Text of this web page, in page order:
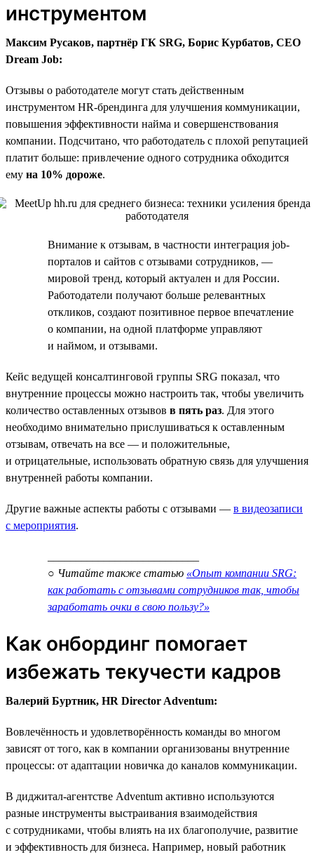
инструментом
Максим Русаков, партнёр ГК SRG, Борис Курбатов, CEO
Dream Job:
Отзывы о работодателе могут стать действенным
инструментом HR-брендинга для улучшения коммуникации,
повышения эффективности найма и совершенствования
компании. Подсчитано, что работодатель с плохой репутацией
платит больше: привлечение одного сотрудника обходится
ему на 10% дороже.
Внимание к отзывам, в частности интеграция job-
порталов и сайтов с отзывами сотрудников, —
мировой тренд, который актуален и для России.
Работодатели получают больше релевантных
откликов, создают позитивное первое впечатление
о компании, на одной платформе управляют
и наймом, и отзывами.
Кейс ведущей консалтинговой группы SRG показал, что
внутренние процессы можно настроить так, чтобы увеличить
количество оставленных отзывов в пять раз. Для этого
необходимо внимательно прислушиваться к оставленным
отзывам, отвечать на все — и положительные,
и отрицательные, использовать обратную связь для улучшения
внутренней работы компании.
Другие важные аспекты работы с отзывами — в видеозаписи
с мероприятия.
○ Читайте также статью «Опыт компании SRG:
как работать с отзывами сотрудников так, чтобы
заработать очки в свою пользу?»
Как онбординг помогает
избежать текучести кадров
Валерий Буртник, HR Director Adventum:
Вовлечённость и удовлетворённость команды во многом
зависят от того, как в компании организованы внутренние
процессы: от адаптации новичка до каналов коммуникации.
В диджитал-агентстве Adventum активно используются
разные инструменты выстраивания взаимодействия
с сотрудниками, чтобы влиять на их благополучие, развитие
и эффективность для бизнеса. Например, новый работник